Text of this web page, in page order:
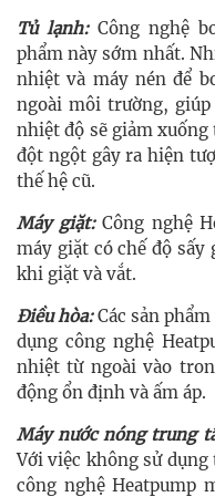
Tủ lạnh:Công nghệ
phẩm này sớm nhất.
nhiệt và máy nén để
ngoài môi trường,
nhiệt độ sẽ giảm
đột ngột gây ra hiện
thế hệ cũ.
Máy giặt:Công nghệ
máy giặt có chế độ sấy
khi giặt và vắt.
Điều hòa:Các sản
dụng công nghệ
nhiệt từ ngoài vào
động ổn định và ấm áp.
Máy nước nóng trung
Với việc không sử
công nghệ Heatpump